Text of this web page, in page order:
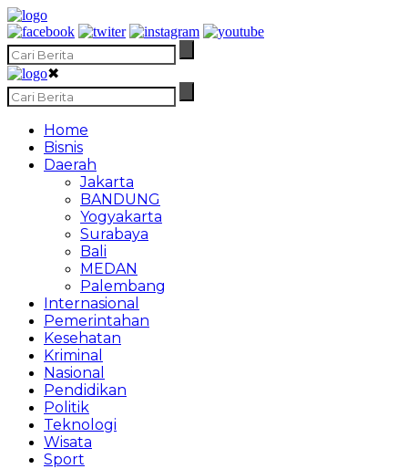
✖
Home
Bisnis
Daerah
Jakarta
BANDUNG
Yogyakarta
Surabaya
Bali
MEDAN
Palembang
Internasional
Pemerintahan
Kesehatan
Kriminal
Nasional
Pendidikan
Politik
Teknologi
Wisata
Sport